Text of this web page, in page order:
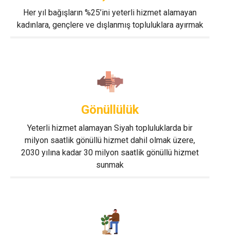
Her yıl bağışların %25’ini yeterli hizmet alamayan
kadınlara, gençlere ve dışlanmış topluluklara ayırmak
Gönüllülük
Yeterli hizmet alamayan Siyah topluluklarda bir
milyon saatlik gönüllü hizmet dahil olmak üzere,
2030 yılına kadar 30 milyon saatlik gönüllü hizmet
sunmak